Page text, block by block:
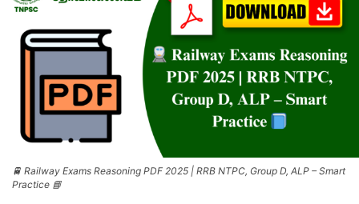
🚆 Railway Exams Reasoning PDF 2025 | RRB NTPC, Group D, ALP – Smart
Practice 📘